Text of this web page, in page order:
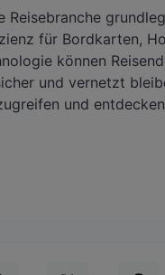
Reisebranche
für Bordkarten,
können
und vernetzt
und